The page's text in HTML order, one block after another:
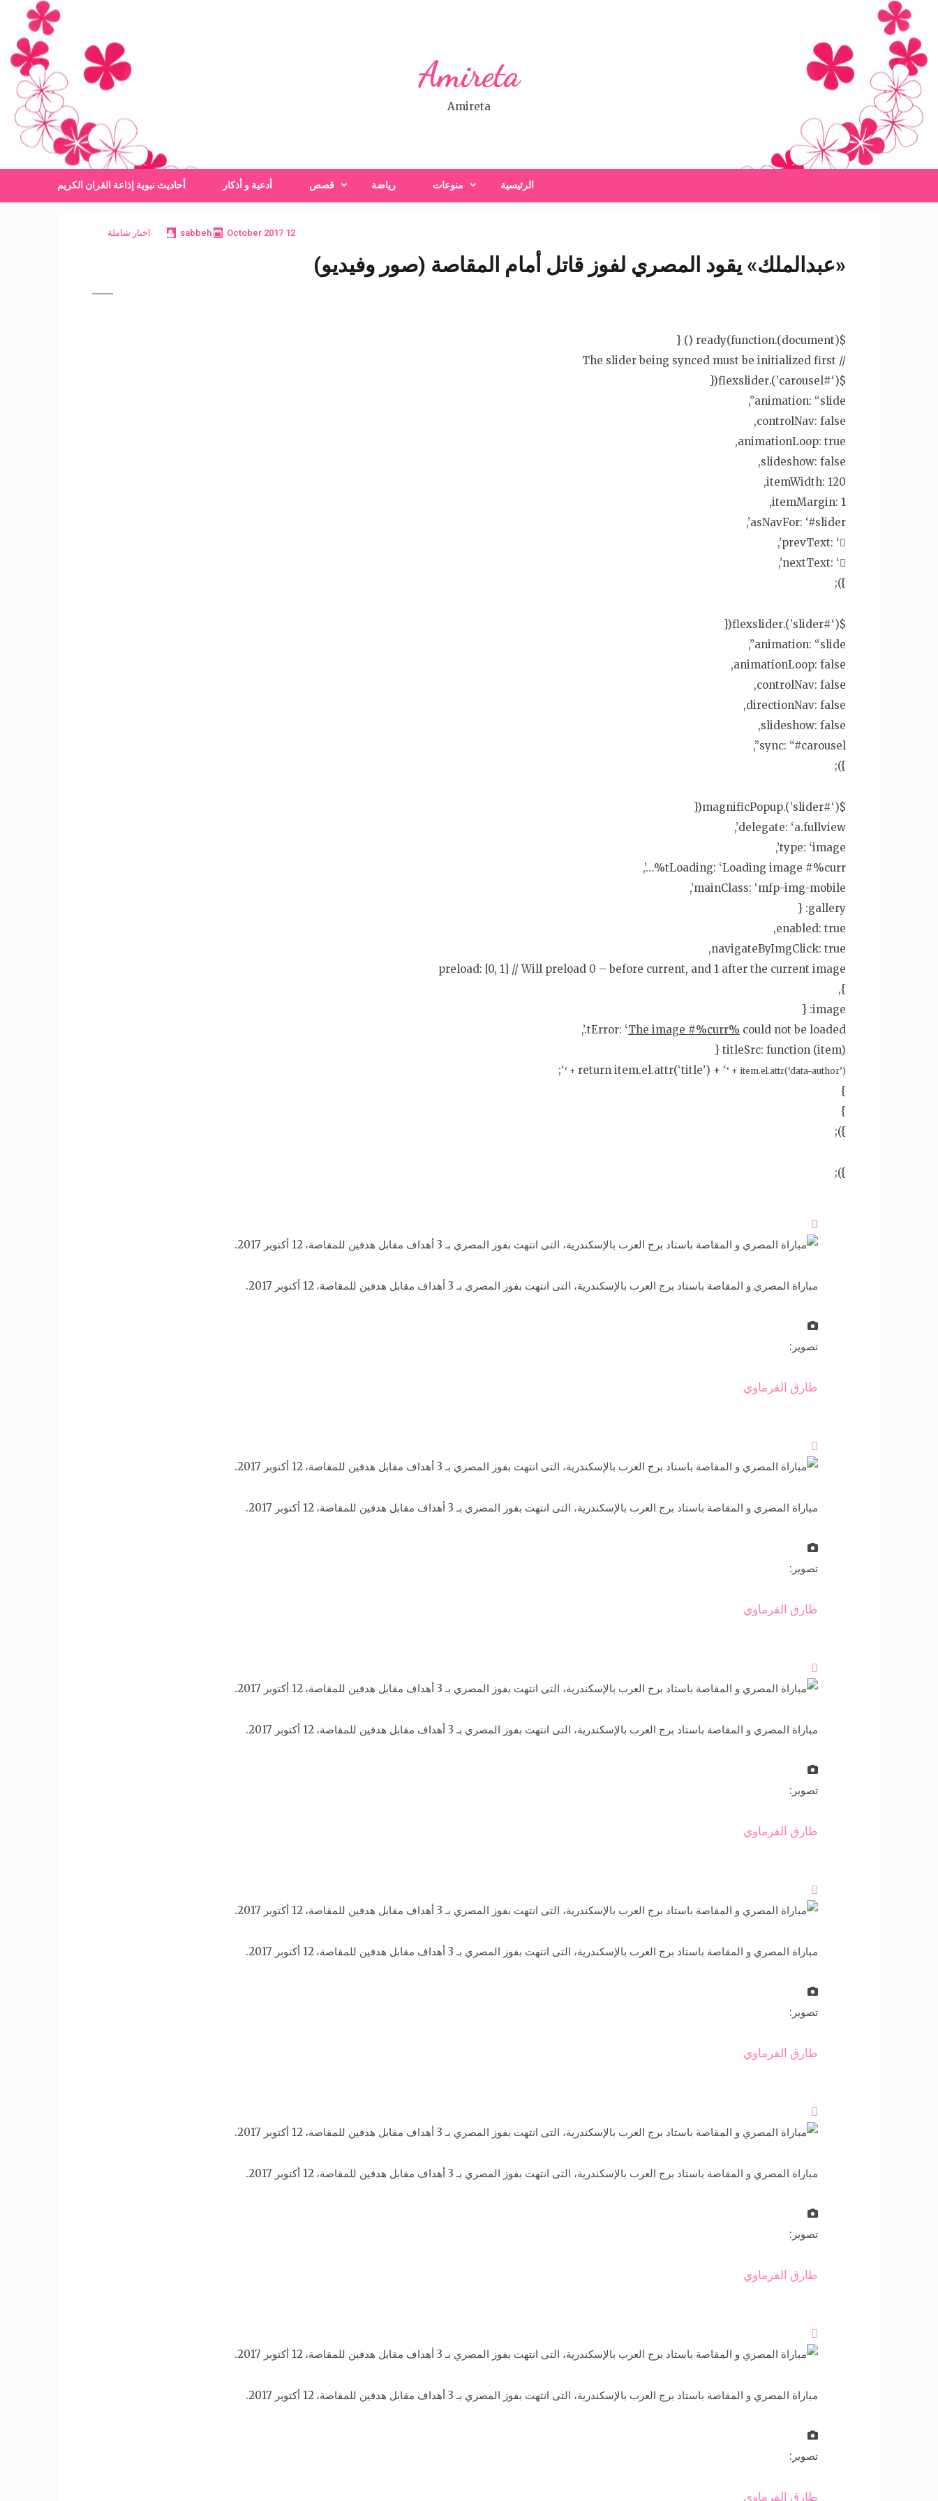
content
(Press
Enter)
Amireta
Amireta
الرئيسية منوعات رياضة قصص أدعية و أذكار أحاديث نبوية إذاعة القران الكريم
12 October 2017
sabbeh اخبار شاملة
«عبدالملك» يقود المصري لفوز قاتل أمام المقاصة (صور وفيديو)
$(document).ready(function () {
// The slider being synced must be initialized first
$(‘#carousel’).flexslider({
animation: “slide”,
controlNav: false,
animationLoop: true,
slideshow: false,
itemWidth: 120,
itemMargin: 1,
asNavFor: ‘#slider’,
prevText: ‘’,
nextText: ‘’,
});
$(‘#slider’).flexslider({
animation: “slide”,
animationLoop: false,
controlNav: false,
directionNav: false,
slideshow: false,
sync: “#carousel”,
});
$(‘#slider’).magnificPopup({
delegate: ‘a.fullview’,
type: ‘image’,
tLoading: ‘Loading image #%curr%…’,
mainClass: ‘mfp-img-mobile’,
gallery: {
enabled: true,
navigateByImgClick: true,
preload: [0, 1] // Will preload 0 – before current, and 1 after the current image
},
image: {
tError: ‘The image #%curr% could not be loaded.’,
titleSrc: function (item) {
return item.el.attr(‘title’) + ‘‘ + item.el.attr(‘data-author’) + ‘
‘;
}
}
});
});

مباراة المصري و المقاصة باستاد برج العرب بالإسكندرية، التى انتهت بفوز المصري بـ 3 أهداف مقابل هدفين للمقاصة، 12 أكتوبر 2017.
تصوير:
طارق الفرماوي

مباراة المصري و المقاصة باستاد برج العرب بالإسكندرية، التى انتهت بفوز المصري بـ 3 أهداف مقابل هدفين للمقاصة، 12 أكتوبر 2017.
تصوير:
طارق الفرماوي

مباراة المصري و المقاصة باستاد برج العرب بالإسكندرية، التى انتهت بفوز المصري بـ 3 أهداف مقابل هدفين للمقاصة، 12 أكتوبر 2017.
تصوير:
طارق الفرماوي

مباراة المصري و المقاصة باستاد برج العرب بالإسكندرية، التى انتهت بفوز المصري بـ 3 أهداف مقابل هدفين للمقاصة، 12 أكتوبر 2017.
تصوير:
طارق الفرماوي

مباراة المصري و المقاصة باستاد برج العرب بالإسكندرية، التى انتهت بفوز المصري بـ 3 أهداف مقابل هدفين للمقاصة، 12 أكتوبر 2017.
تصوير:
طارق الفرماوي

مباراة المصري و المقاصة باستاد برج العرب بالإسكندرية، التى انتهت بفوز المصري بـ 3 أهداف مقابل هدفين للمقاصة، 12 أكتوبر 2017.
تصوير:
طارق الفرماوي